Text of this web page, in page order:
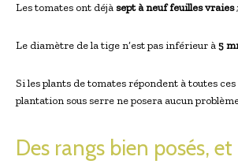
Les tomates ont déjàsept à neuf feuilles vraies;
Le diamètre de la tige n’est pas inférieur à5
Si les plants de tomates répondent à toutes
plantation sous serre ne posera aucun
Des rangs bien posés,